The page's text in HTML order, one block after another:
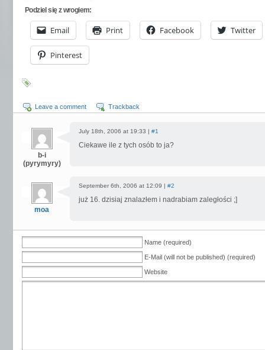
Podziel się z wrogiem:
Email Print Facebook Twitter
Pinterest
Leave a comment Trackback
b-i
(pyrymyry)
July 18th, 2006 at 19:33 | #1
Ciekawe ile z tych osób to ja?
moa
September 6th, 2006 at 12:09 | #2
już 16. dzisiaj znalazłem i nadrabiam zaległości ;]
Name (required)
E-Mail (will not be published) (required)
Website